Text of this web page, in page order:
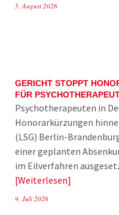
5. August 2026
GERICHT STOPPT
FÜR
Psychotherapeuten in
Honorarkürzungen
(LSG) Berlin-
einer geplanten
im Eilverfahren
Weiterlesen
9. Juli 2026